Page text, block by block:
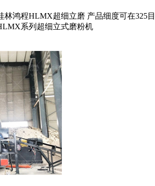
鸿程HLMX超细立磨 产品细度可在325
系列超细立式磨粉机